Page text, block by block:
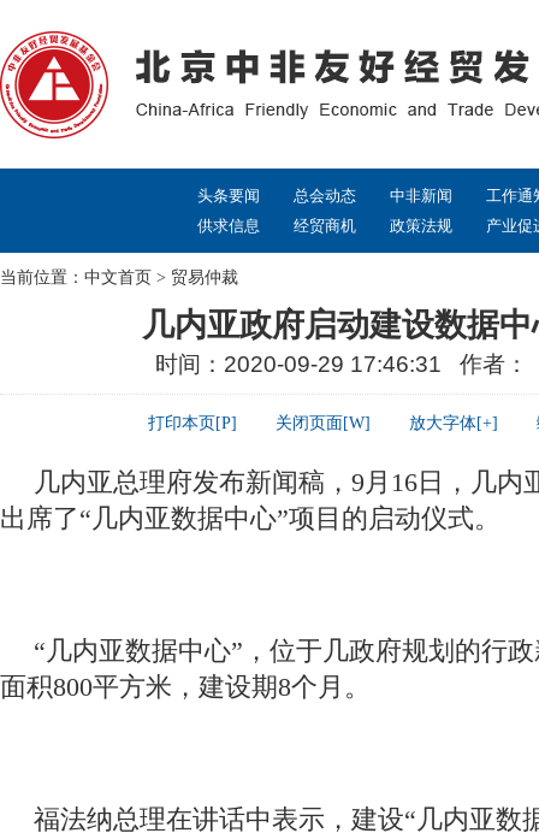
头条要闻 总会动态 中非新闻
工作通
供求信息
经贸商机 政策法规 产业促
当前位置： 中文首页 > 贸易仲裁
几内亚政府启动建设数据
时间：2020-09-29 17:46:31 作者
打印本页[P] 关闭页面[W] 放大字体[+]
几内亚总理府发布新闻稿，9月16日，几内
出席了“几内亚数据中心”项目的启动仪式。
“几内亚数据中心”，位于几政府规划的行
面积800平方米，建设期8个月。
福法纳总理在讲话中表示，建设“几内亚数